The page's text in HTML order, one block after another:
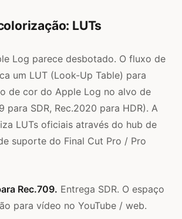
LUTs
Log parece desbotado. O fluxo de
um LUT (Look-Up Table) para
de cor do Apple Log no alvo de
para SDR, Rec.2020 para HDR). A
LUTs oficiais através do hub de
suporte do Final Cut Pro / Pro
Rec.709. Entrega SDR. O espaço
para vídeo no YouTube / web.